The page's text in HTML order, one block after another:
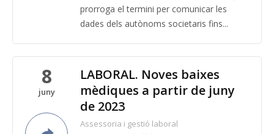
prorroga el termini per comunicar les
dades dels autònoms societaris fins...
8
juny
LABORAL. Noves baixes
mèdiques a partir de juny
de 2023
Assessoria i gestió laboral